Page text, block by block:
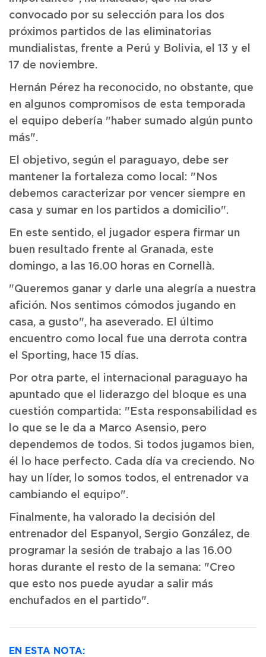
convocado por su selección para los dos
próximos partidos de las eliminatorias
mundialistas, frente a Perú y Bolivia, el 13 y el
17 de noviembre.
Hernán Pérez ha reconocido, no obstante, que
en algunos compromisos de esta temporada
el equipo debería "haber sumado algún punto
más".
El objetivo, según el paraguayo, debe ser
mantener la fortaleza como local: "Nos
debemos caracterizar por vencer siempre en
casa y sumar en los partidos a domicilio".
En este sentido, el jugador espera firmar un
buen resultado frente al Granada, este
domingo, a las 16.00 horas en Cornellà.
"Queremos ganar y darle una alegría a nuestra
afición. Nos sentimos cómodos jugando en
casa, a gusto", ha aseverado. El último
encuentro como local fue una derrota contra
el Sporting, hace 15 días.
Por otra parte, el internacional paraguayo ha
apuntado que el liderazgo del bloque es una
cuestión compartida: "Esta responsabilidad es
lo que se le da a Marco Asensio, pero
dependemos de todos. Si todos jugamos bien,
él lo hace perfecto. Cada día va creciendo. No
hay un líder, lo somos todos, el entrenador va
cambiando el equipo".
Finalmente, ha valorado la decisión del
entrenador del Espanyol, Sergio González, de
programar la sesión de trabajo a las 16.00
horas durante el resto de la semana: "Creo
que esto nos puede ayudar a salir más
enchufados en el partido".
EN ESTA NOTA: